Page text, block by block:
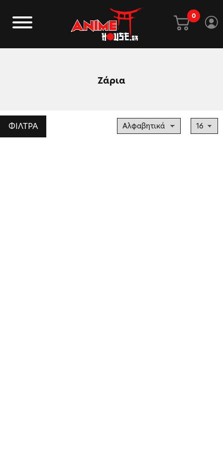
0
Ζάρια
ΦΙΛΤΡΑ